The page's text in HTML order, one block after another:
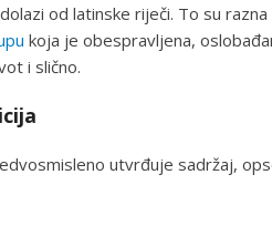
od latinske riječi. To su
koja je obespravljena,
i slično.
utvrđuje sadržaj,